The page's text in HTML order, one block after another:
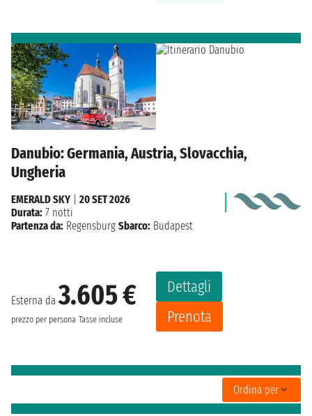
Danubio: Germania, Austria, Slovacchia,
Ungheria
Esterna da3.605 €
prezzo per persona Tasse incluse
Dettagli
Prenota
EMERALD SKY
20 SET 2026
Durata: 7 notti
Partenza da: Regensburg Sbarco: Budapest
Ordina per